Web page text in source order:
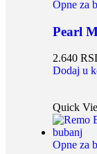
Opne za
Pearl
2.640
Dodaj u
Quick
Opne za